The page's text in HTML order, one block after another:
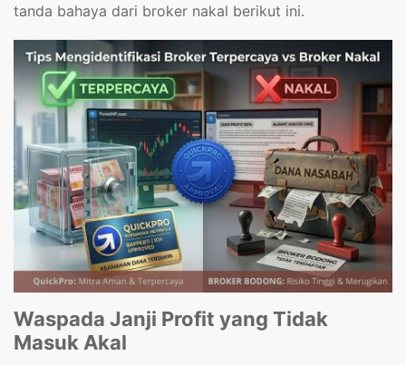
tanda bahaya dari broker nakal berikut ini.
Waspada Janji Profit yang Tidak
Masuk Akal